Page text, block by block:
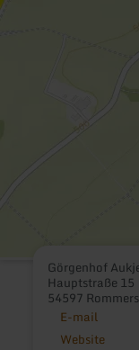
Görgenhof
Hauptstraße 15
54597
E-mail
Website